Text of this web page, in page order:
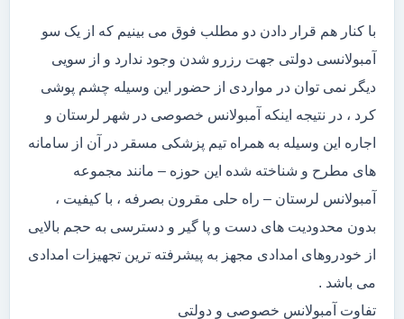
با کنار هم قرار دادن دو مطلب فوق می بینیم که از یک سو
آمبولانسی دولتی جهت رزرو شدن وجود ندارد و از سویی
دیگر نمی توان در مواردی از حضور این وسیله چشم پوشی
کرد ، در نتیجه اینکه آمبولانس خصوصی در شهر لرستان و
اجاره این وسیله به همراه تیم پزشکی مسقر در آن از سامانه
های مطرح و شناخته شده این حوزه – مانند مجموعه
آمبولانس لرستان – راه حلی مقرون بصرفه ، با کیفیت ،
بدون محدودیت های دست و پا گیر و دسترسی به حجم بالایی
از خودروهای امدادی مجهز به پیشرفته ترین تجهیزات امدادی
می باشد .
تفاوت آمبولانس خصوصی و دولتی